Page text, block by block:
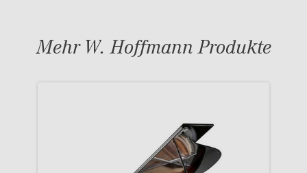
Mehr W. Hoffmann Produkte